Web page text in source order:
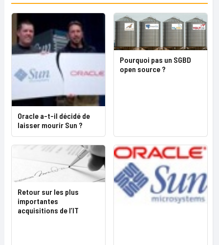
Oracle a-t-il décidé de
laisser mourir Sun ?
Pourquoi pas un SGBD
open source ?
Retour sur les plus
importantes
acquisitions de l’IT